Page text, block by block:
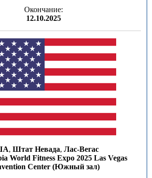
Окончание:
12.10.2025
, Штат Невада, Лас-Вегас
World Fitness Expo 2025 Las Vegas
Center (Южный зал)